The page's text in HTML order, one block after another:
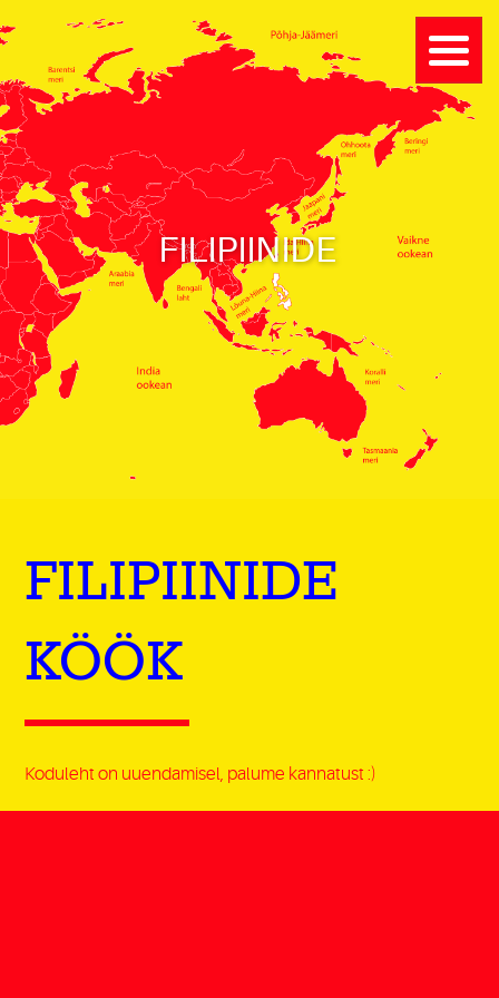
FILIPIINIDE
FILIPIINIDE
KÖÖK
Koduleht on uuendamisel, palume kannatust :)